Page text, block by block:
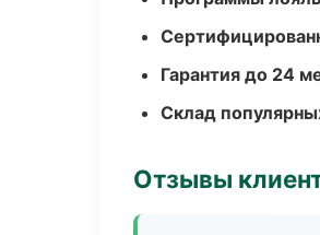
Гарантия до 24
Склад
Отзывы